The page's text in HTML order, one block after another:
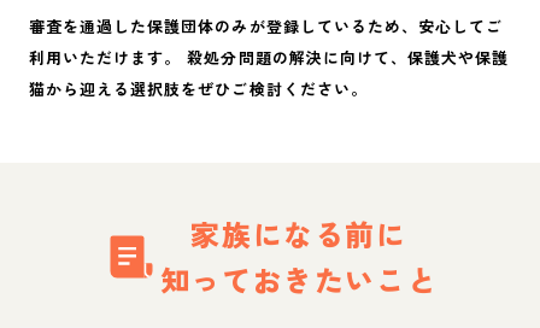
審査を通過した保護団体のみが登録しているため、安心してご
利用いただけます。 殺処分問題の解決に向けて、保護犬や保護
猫から迎える選択肢をぜひご検討ください。
家族になる前に
知っておきたいこと